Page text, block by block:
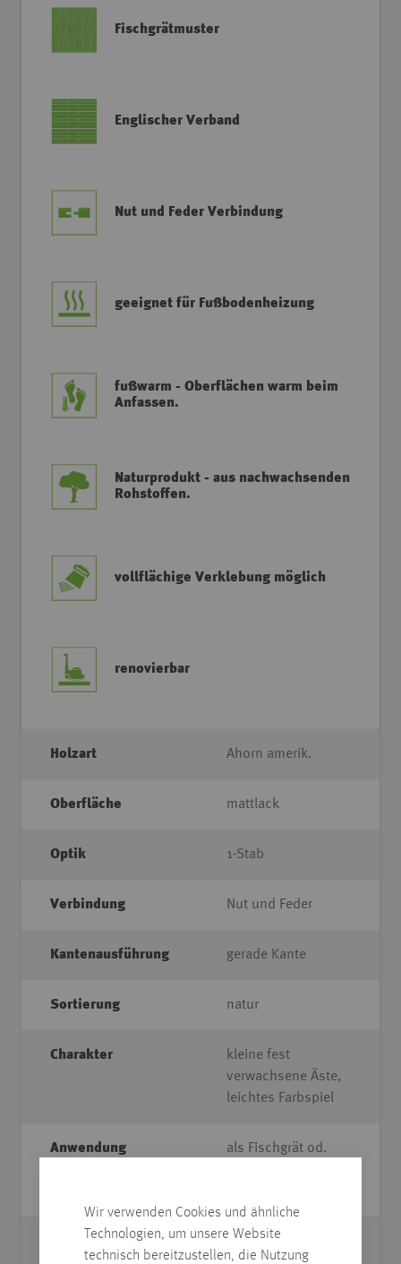
Wir verwenden Cookies und ähnliche
Technologien, um unsere Website
technisch bereitzustellen, die Nutzung
Fischgrätmuster
Englischer Verband
Nut und Feder Verbindung
geeignet für Fußbodenheizung
fußwarm - Oberflächen warm beim
Anfassen.
Naturprodukt - aus nachwachsenden
Rohstoffen.
vollflächige Verklebung möglich
renovierbar
Holzart Ahorn amerik.
Oberfläche mattlack
Optik 1-Stab
Verbindung Nut und Feder
Kantenausführung gerade Kante
Sortierung natur
Charakter
kleine fest
verwachsene Äste,
leichtes Farbspiel
Anwendung
als Fischgrät od.
Länge m 0,500